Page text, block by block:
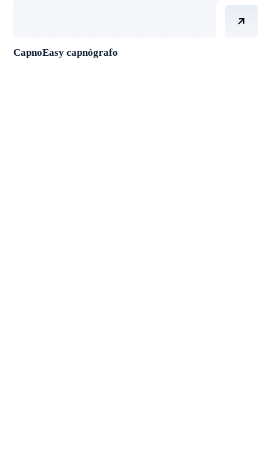
CapnoEasy capnógrafo